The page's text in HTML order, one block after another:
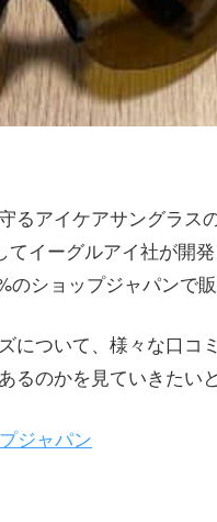
るアイケアサングラス
てイーグルアイ社が開
のショップジャパンで
について、様々な口コ
るのかを見ていきたい
ジャパン